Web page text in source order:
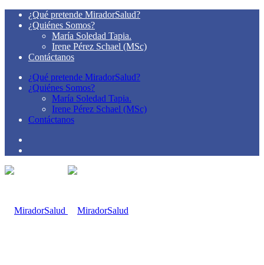
¿Qué pretende MiradorSalud?
¿Quiénes Somos?
María Soledad Tapia.
Irene Pérez Schael (MSc)
Contáctanos
¿Qué pretende MiradorSalud?
¿Quiénes Somos?
María Soledad Tapia.
Irene Pérez Schael (MSc)
Contáctanos